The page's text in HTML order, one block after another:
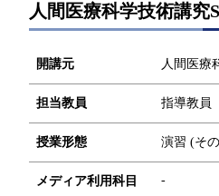
人間医療科学技術講究
開講元 人間医療
担当教員 指導教員
授業形態 演習 (そ
メディア利用科目 -